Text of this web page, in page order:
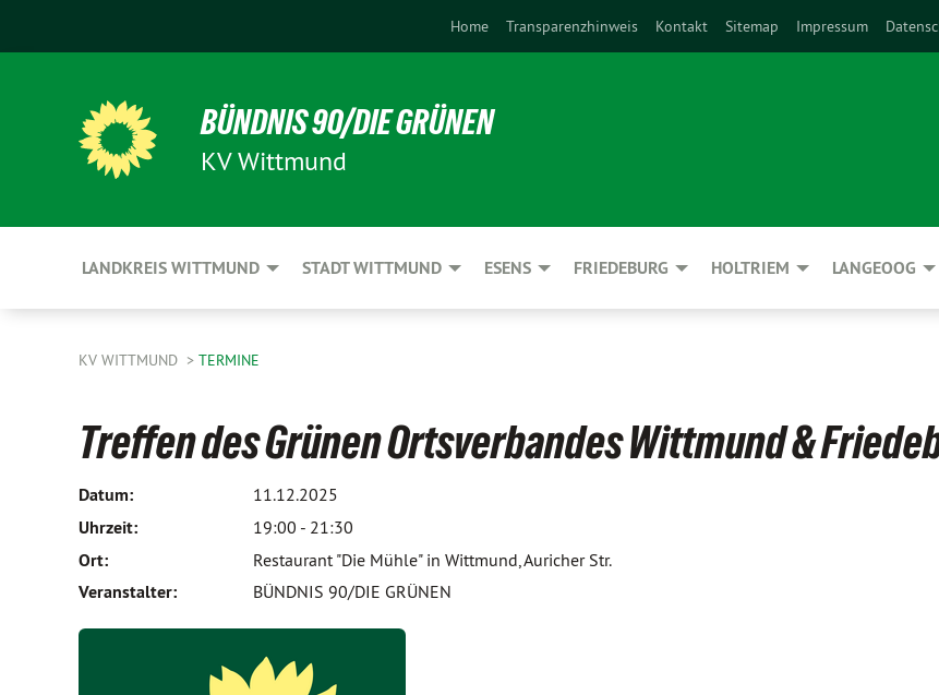
Home Transparenzhinweis Kontakt Sitemap Impressum
BÜNDNIS 90/DIE GRÜNEN
KV Wittmund
LANDKREIS WITTMUND STADT WITTMUND ESENS FRIEDEBURG HOLTRIEM LANGEOOG
KV WITTMUND TERMINE
Treffen des Grünen Ortsverbandes Wittmund &
Datum: 11.12.2025
Uhrzeit: 19:00 - 21:30
Ort: Restaurant "Die Mühle" in Wittmund, Auricher Str.
Veranstalter: BÜNDNIS 90/DIE GRÜNEN